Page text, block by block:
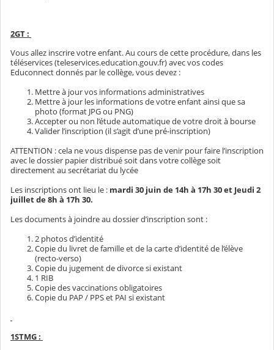
2GT :
Vous allez inscrire votre enfant. Au cours de cette procédure, dans les
téléservices (teleservices.education.gouv.fr) avec vos codes
Educonnect donnés par le collège, vous devez :
Mettre à jour vos informations administratives
Mettre à jour les informations de votre enfant ainsi que sa
photo (format JPG ou PNG)
Accepter ou non l’étude automatique de votre droit à bourse
Valider l’inscription (il s’agit d’une pré-inscription)
ATTENTION : cela ne vous dispense pas de venir pour faire l’inscription
avec le dossier papier distribué soit dans votre collège soit
directement au secrétariat du lycée
Les inscriptions ont lieu le : mardi 30 juin de 14h à 17h 30 et Jeudi 2
juillet de 8h à 17h 30.
Les documents à joindre au dossier d’inscription sont :
2 photos d’identité
Copie du livret de famille et de la carte d’identité de l’élève
(recto-verso)
Copie du jugement de divorce si existant
1 RIB
Copie des vaccinations obligatoires
Copie du PAP / PPS et PAI si existant
1STMG :